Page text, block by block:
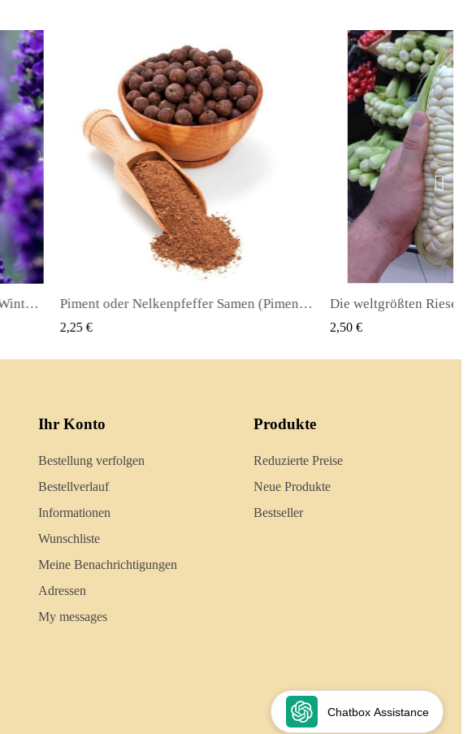
Piment oder Nelkenpfeffer Samen (Pimenta dioica) QUICK VIEW Die weltgrößten Riesenmais-Samen Cuzco - Cusco
2,50 €
QUICK
2,40 €
Chatbox Assistance
Ihr Konto
Bestellung verfolgen
Bestellverlauf
Informationen
Wunschliste
Meine Benachrichtigungen
Adressen
My messages
Produkte
Reduzierte Preise
Neue Produkte
Bestseller